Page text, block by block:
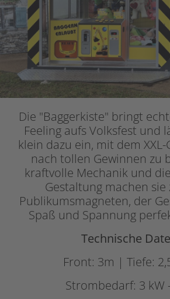
Die "Baggerkiste" bringt
Feeling aufs Volksfest und
klein dazu ein, mit dem
nach tollen Gewinnen zu
kraftvolle Mechanik und
Gestaltung machen sie
Publikumsmagneten, der
Spaß und Spannung
Technische
Front: 3m | Tiefe:
Strombedarf: 3 kW